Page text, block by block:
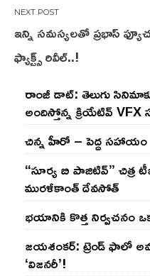
ఇన్ని సమస్యలతో ప్రభాస్
ఫ్యాక్ట్స్ రివీల్..!
రాంజీ డాట్: తెలుగు
అందిస్తోన్న క్రియేటివ్ VFX
చిన్న హీరో – పెద్ద సహాయం
“సూర్య బి పాజిటివ్” చిత్ర
మురళీకాంత్ దేవసోత్
భయానికి కొత్త నిర్వచనం
జయశంకర్: ట్రెండ్‌ ఫాలో
‘విజనరీ’!